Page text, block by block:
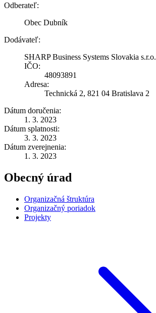
Odberateľ:
Obec Dubník
Dodávateľ:
SHARP Business Systems Slovakia s.r.o.
IČO:
48093891
Adresa:
Technická 2, 821 04 Bratislava 2
Dátum doručenia:
1. 3. 2023
Dátum splatnosti:
3. 3. 2023
Dátum zverejnenia:
1. 3. 2023
Obecný úrad
Organizačná štruktúra
Organizačný poriadok
Projekty